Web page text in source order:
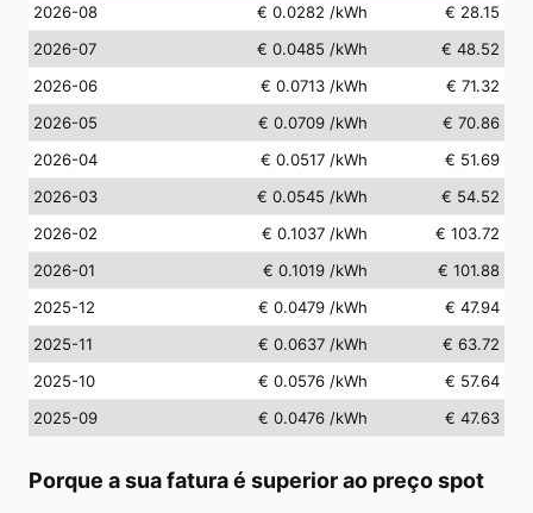
2026-08 € 0.0282 /kWh
€ 28.15
2026-07
€ 0.0485 /kWh
€ 48.52
2026-06
€ 0.0713 /kWh
€ 71.32
2026-05
€ 0.0709 /kWh
€ 70.86
2026-04
€ 0.0517 /kWh
€ 51.69
2026-03
€ 0.0545 /kWh
€ 54.52
2026-02
€ 0.1037 /kWh
€ 103.72
2026-01
€ 0.1019 /kWh
€ 101.88
2025-12
€ 0.0479 /kWh
€ 47.94
2025-11
€ 0.0637 /kWh
€ 63.72
2025-10
€ 0.0576 /kWh
€ 57.64
2025-09
€ 0.0476 /kWh € 47.63
Porque a sua fatura é superior ao preço spot